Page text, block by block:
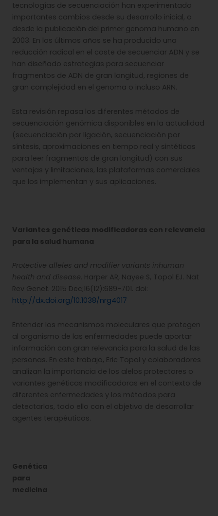
tecnologías de secuenciación han experimentado
importantes cambios desde su desarrollo inicial, o
desde la publicación del primer genoma humano en
2003. En los últimos años se ha producido una
reducción radical en el coste de secuenciar ADN y se
han diseñado estrategias para secuenciar
fragmentos de ADN de gran longitud, regiones de
gran complejidad en el genoma o incluso ARN.
Esta revisión repasa los diferentes métodos de
secuenciación genómica disponibles en la actualidad
(secuenciación por ligación, secuenciación por
síntesis, aproximaciones en tiempo real y sintéticas
para leer fragmentos de gran longitud) con sus
ventajas y limitaciones, las plataformas comerciales
que los implementan y sus aplicaciones.
Variantes genéticas modificadoras con relevancia
para la salud humana
Protective alleles and modifier variants inhuman
health and disease. Harper AR, Nayee S, Topol EJ. Nat
Rev Genet. 2015 Dec;16(12):689-701. doi:
http://dx.doi.org/10.1038/nrg4017
Entender los mecanismos moleculares que protegen
al organismo de las enfermedades puede aportar
información con gran relevancia para la salud de las
personas. En este trabajo, Eric Topol y colaboradores
analizan la importancia de los alelos protectores o
variantes genéticas modificadoras en el contexto de
diferentes enfermedades y los métodos para
detectarlas, todo ello con el objetivo de desarrollar
agentes terapéuticos.
Genética
para
medicina